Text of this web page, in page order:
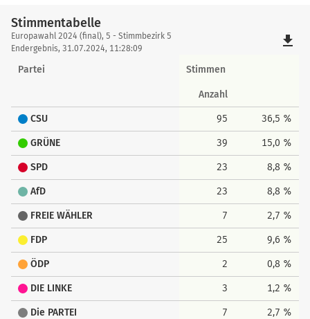
Stimmentabelle
Stimmentabelle
Europawahl 2024 (final), 5 - Stimmbezirk 5
Endergebnis, 31.07.2024, 11:28:09
file_download
Partei Stimmen
Anzahl
CSU 95 36,5 %
GRÜNE 39 15,0 %
SPD 23 8,8 %
AfD 23 8,8 %
FREIE WÄHLER 7 2,7 %
FDP 25 9,6 %
ÖDP 2 0,8 %
DIE LINKE 3 1,2 %
Die PARTEI 7 2,7 %